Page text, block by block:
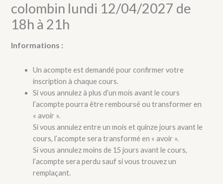
colombin lundi 12/04/2027 de
18h à 21h
Informations :
Un acompte est demandé pour confirmer votre
inscription à chaque cours.
Si vous annulez à plus d’un mois avant le cours
l’acompte pourra être remboursé ou transformer en
« avoir ».
Si vous annulez entre un mois et quinze jours avant le
cours, l’acompte sera transformé en « avoir ».
Si vous annulez moins de 15 jours avant le cours,
l’acompte sera perdu sauf si vous trouvez un
remplaçant.